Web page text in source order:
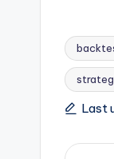
Tags:
Last